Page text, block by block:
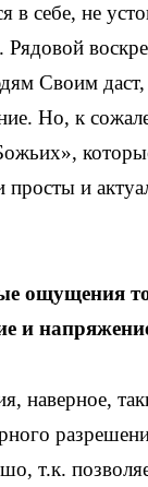
в себе, не
Своим
Но, к
просты и
и
т.к.